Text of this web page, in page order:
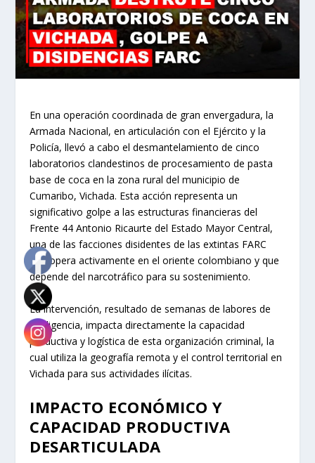
En una operación coordinada de gran envergadura, la
Armada Nacional, en articulación con el Ejército y la
Policía, llevó a cabo el desmantelamiento de cinco
laboratorios clandestinos de procesamiento de pasta
base de coca en la zona rural del municipio de
Cumaribo, Vichada. Esta acción representa un
significativo golpe a las estructuras financieras del
Frente 44 Antonio Ricaurte del Estado Mayor Central,
una de las facciones disidentes de las extintas FARC
que opera activamente en el oriente colombiano y que
depende del narcotráfico para su sostenimiento.
La intervención, resultado de semanas de labores de
inteligencia, impacta directamente la capacidad
productiva y logística de esta organización criminal, la
cual utiliza la geografía remota y el control territorial en
Vichada para sus actividades ilícitas.
IMPACTO ECONÓMICO Y
CAPACIDAD PRODUCTIVA
DESARTICULADA